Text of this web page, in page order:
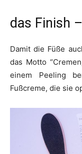
das Finish
Damit die Füße
das Motto
einem Peeling
Fußcreme, die sie